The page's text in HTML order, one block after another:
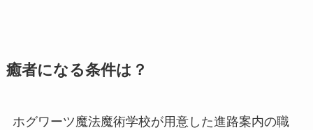
癒者になる条件は？
ホグワーツ魔法魔術学校が用意した進路案内の職